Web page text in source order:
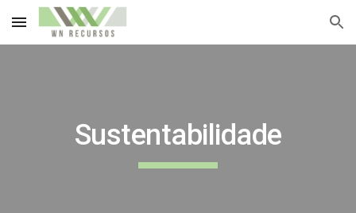
Skip to main content Skip to navigation
Sustentabilidade